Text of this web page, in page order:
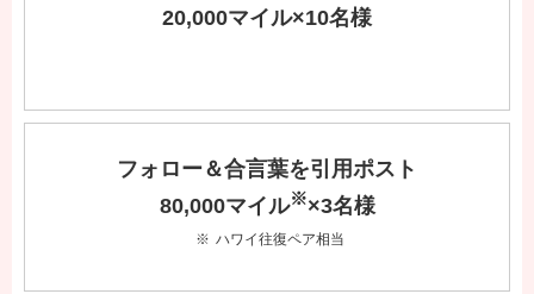
20,000マイル×10名様
フォロー＆合言葉を引用ポスト
80,000マイル※×3名様
ハワイ往復ペア相当